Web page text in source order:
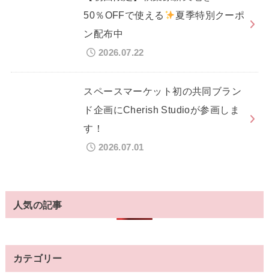
50％OFFで使える
夏季特別クーポ
ン配布中
2026.07.22
スペースマーケット初の共同ブラン
ド企画にCherish Studioが参画しま
す！
2026.07.01
人気の記事
カテゴリー